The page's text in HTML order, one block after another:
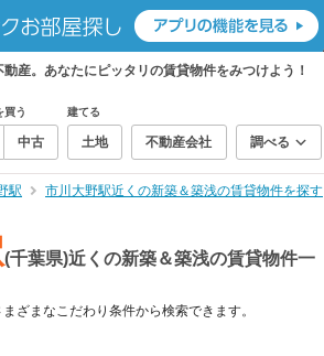
産。あなたにピッタリの賃貸物件をみつけよう！
買う
中古
建てる
土地 不動産会社 調べる
駅 市川大野駅近くの新築＆築浅の賃貸物件を探す
(千葉県)近くの新築＆築浅の賃貸物件一
ざまなこだわり条件から検索できます。